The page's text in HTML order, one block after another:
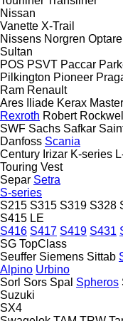
Nissan
Vanette X-Trail
Nissens Norgren Optare
Sultan
POS PSVT Paccar
Pilkington Pioneer
Ram Renault
Ares
Iliade Kerax Master
Rexroth Robert Rockwell
SWF Sachs Safkar
Danfoss Scania
Century Irizar K-series
Touring Vest
Separ Setra
S-series
S215 S315 S319 S328
S415 LE
S416 S417 S419 S431
SG TopClass
Seuffer Siemens Sittab
Alpino Urbino
Sorl Sors Spal Spheros
Suzuki
SX4